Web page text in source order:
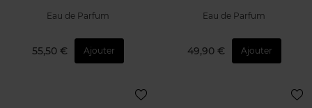
Eau de Parfum
55,50 € Ajouter
Eau de Parfum
49,90 € Ajouter